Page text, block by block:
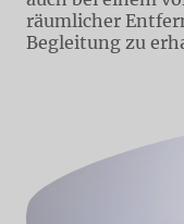
räumlicher
Begleitung zu